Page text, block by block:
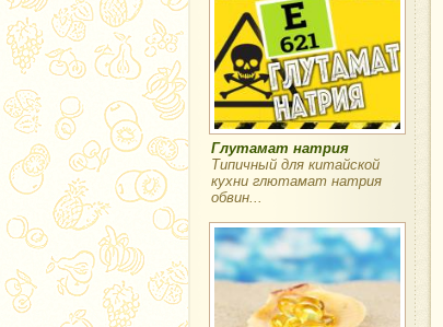
Глутамат натрия
Типичный для китайской
кухни глютамат натрия
обвин...